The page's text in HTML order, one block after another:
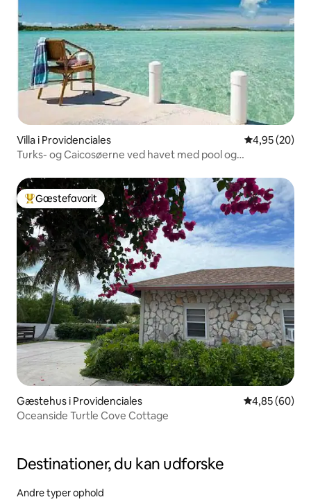
Villa i Providenciales 4,95 ud af 5 i
4,95 (20)
Turks- og Caicosøerne ved havet med pool og
Bedste gæstefavorit
Gæstefavorit
Gæstehus i Providenciales 4,85 ud af 5 i
4,85 (60)
Oceanside Turtle Cove Cottage
Destinationer, du kan udforske
Andre typer ophold